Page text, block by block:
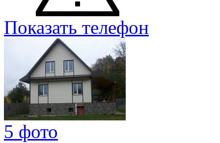
Показать телефон
5 фото